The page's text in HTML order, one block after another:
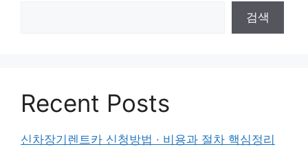
검색
Recent Posts
신차장기렌트카 신청방법 · 비용과 절차 핵심정리